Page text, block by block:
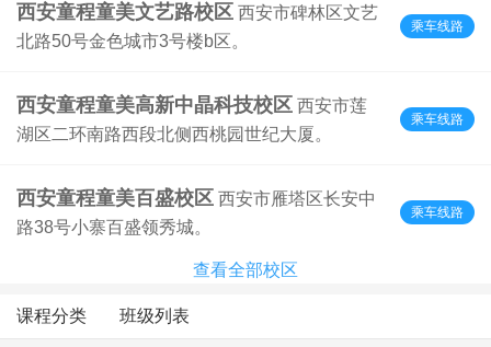
西安童程童美文艺路校区 西安市碑林区文艺
北路50号金色城市3号楼b区。
乘车线路
西安童程童美高新中晶科技校区 西安市莲
湖区二环南路西段北侧西桃园世纪大厦。
乘车线路
西安童程童美百盛校区 西安市雁塔区长安中
路38号小寨百盛领秀城。
乘车线路
查看全部校区
课程分类 班级列表